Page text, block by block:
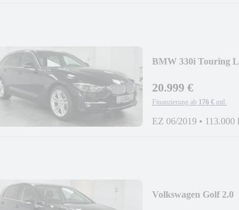
BMW 330i Touring
20.999 €
Finanzierung ab 176 € mtl.
EZ 06/2019 • 113.000
Volkswagen Golf 2.0